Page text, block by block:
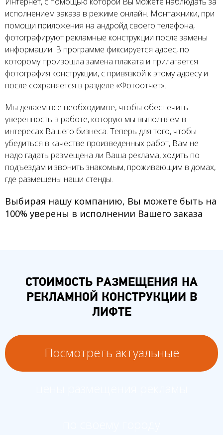
исполнением заказа в режиме онлайн. Монтажники, при
помощи приложения на андройд своего телефона,
фотографируют рекламные конструкции после замены
информации. В программе фиксируется адрес, по
которому произошла замена плаката и прилагается
фотография конструкции, с привязкой к этому адресу и
после сохраняется в разделе «Фотоотчет».
Мы делаем все необходимое, чтобы обеспечить
уверенность в работе, которую мы выполняем в
интересах Вашего бизнеса. Теперь для того, чтобы
убедиться в качестве произведенных работ, Вам не
надо гадать размещена ли Ваша реклама, ходить по
подъездам и звонить знакомым, проживающим в домах,
где размещены наши стенды.
Выбирая нашу компанию, Вы можете быть на
100% уверены в исполнении Вашего заказа
СТОИМОСТЬ РАЗМЕЩЕНИЯ НА
РЕКЛАМНОЙ КОНСТРУКЦИИ В
ЛИФТЕ
Посмотреть актуальные